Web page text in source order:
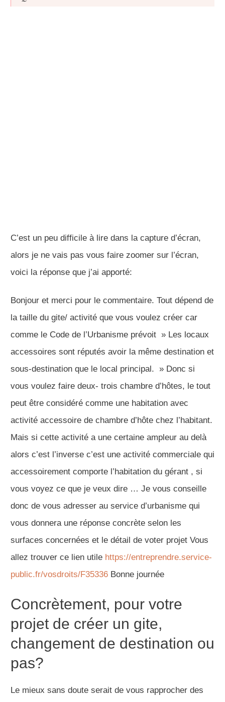
C’est un peu difficile à lire dans la capture d’écran,
alors je ne vais pas vous faire zoomer sur l’écran,
voici la réponse que j’ai apporté:
Bonjour et merci pour le commentaire. Tout dépend de
la taille du gite/ activité que vous voulez créer car
comme le Code de l’Urbanisme prévoit » Les locaux
accessoires sont réputés avoir la même destination et
sous-destination que le local principal. » Donc si
vous voulez faire deux- trois chambre d’hôtes, le tout
peut être considéré comme une habitation avec
activité accessoire de chambre d’hôte chez l’habitant.
Mais si cette activité a une certaine ampleur au delà
alors c’est l’inverse c’est une activité commerciale qui
accessoirement comporte l’habitation du gérant , si
vous voyez ce que je veux dire … Je vous conseille
donc de vous adresser au service d’urbanisme qui
vous donnera une réponse concrète selon les
surfaces concernées et le détail de voter projet Vous
allez trouver ce lien utile https://entreprendre.service-
public.fr/vosdroits/F35336 Bonne journée
Concrètement, pour votre
projet de créer un gite,
changement de destination ou
pas?
Le mieux sans doute serait de vous rapprocher des